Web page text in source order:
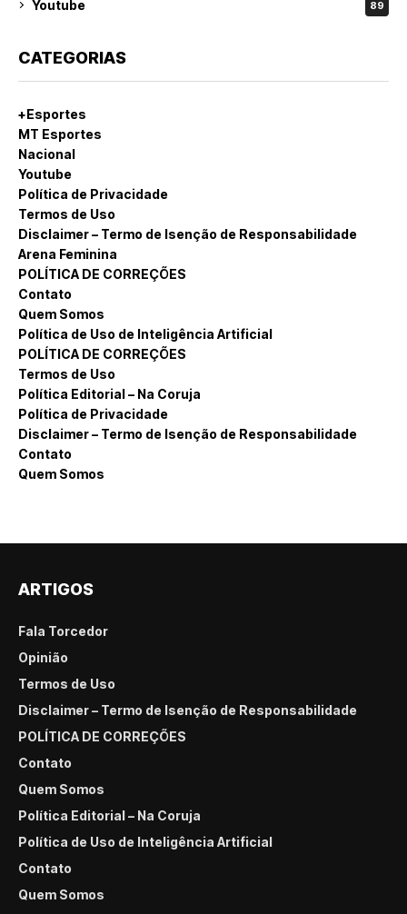
Youtube 89
CATEGORIAS
+Esportes
MT Esportes
Nacional
Youtube
Política de Privacidade
Termos de Uso
Disclaimer – Termo de Isenção de Responsabilidade
Arena Feminina
POLÍTICA DE CORREÇÕES
Contato
Quem Somos
Política de Uso de Inteligência Artificial
POLÍTICA DE CORREÇÕES
Termos de Uso
Política Editorial – Na Coruja
Política de Privacidade
Disclaimer – Termo de Isenção de Responsabilidade
Contato
Quem Somos
ARTIGOS
Fala Torcedor
Opinião
Termos de Uso
Disclaimer – Termo de Isenção de Responsabilidade
POLÍTICA DE CORREÇÕES
Contato
Quem Somos
Política Editorial – Na Coruja
Política de Uso de Inteligência Artificial
Contato
Quem Somos